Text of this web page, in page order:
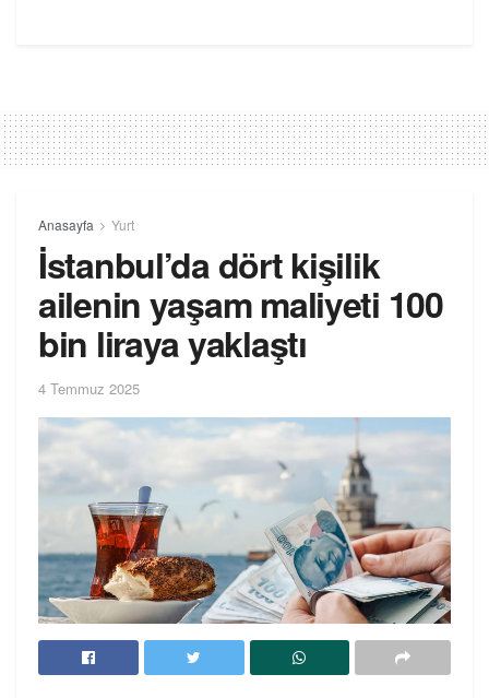
Anasayfa Yurt
İstanbul’da dört kişilik
ailenin yaşam maliyeti 100
bin liraya yaklaştı
4 Temmuz 2025